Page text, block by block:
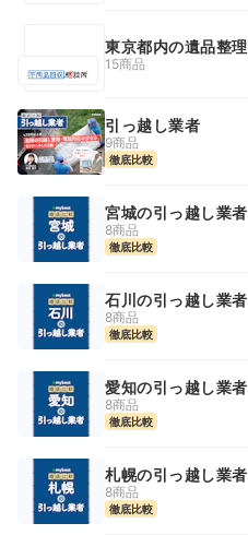
東京都内の遺品整
15商品
引っ越し業者
9商品
徹底比較
宮城の引っ越し業者
8商品
徹底比較
石川の引っ越し業者
8商品
徹底比較
愛知の引っ越し業者
8商品
徹底比較
札幌の引っ越し業者
8商品
徹底比較